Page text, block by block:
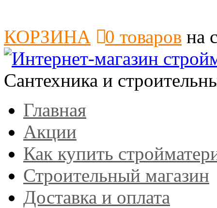
КОРЗИНА 0 товаров на
Сантехника и
Главная
Акции
Как купить
Строительный магазин
Доставка и оплата